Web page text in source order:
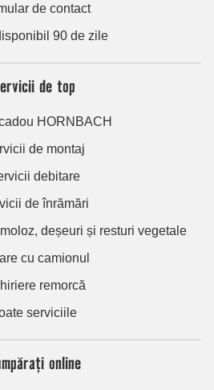
de contact
90 de zile
de top
HORNBACH
de montaj
debitare
de înrămări
deșeuri și resturi vegetale
cu camionul
remorcă
serviciile
online